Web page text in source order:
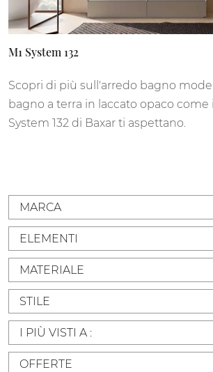
M1 System 132
Scopri di più sull'arredo bagno
bagno a terra in laccato opaco come
System 132 di Baxar ti aspettano.
MARCA
ELEMENTI
MATERIALE
STILE
I PIÙ VISTI A :
OFFERTE